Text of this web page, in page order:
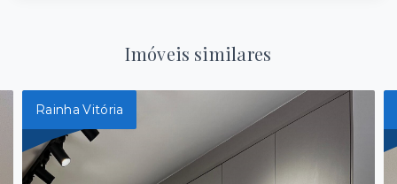
Imóveis similares
Rainha Vitória